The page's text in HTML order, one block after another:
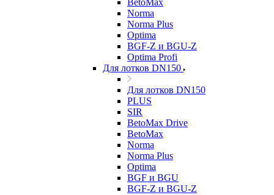
BetoMax
Norma
Norma Plus
Optima
BGF-Z и BGU-Z
Optima Profi
Для лотков DN150
Для лотков DN150
PLUS
SIR
BetoMax Drive
BetoMax
Norma
Norma Plus
Optima
BGF и BGU
BGF-Z и BGU-Z